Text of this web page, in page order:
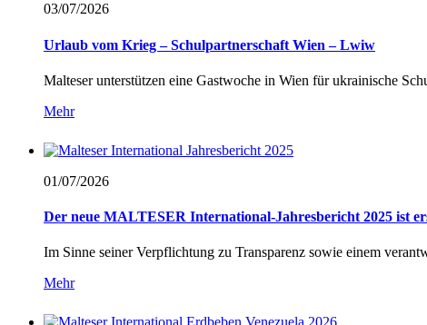
03/07/2026
Urlaub vom Krieg – Schulpartnerschaft Wien – Lwiw
Malteser unterstützen eine Gastwoche in Wien für ukrainische
Mehr
01/07/2026
Der neue MALTESER International-Jahresbericht 2025 ist
Im Sinne seiner Verpflichtung zu Transparenz sowie einem
Mehr